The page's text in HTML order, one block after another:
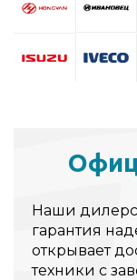
Наши
гарантия
открывает
техники с